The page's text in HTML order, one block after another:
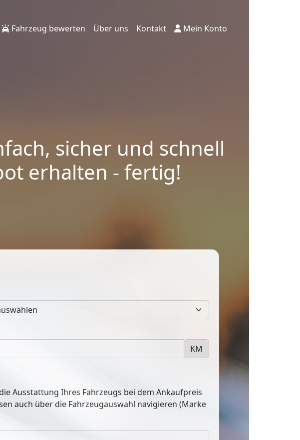
Fahrzeug bewerten Über uns Kontakt Mein Konto
sicher und schnell
erhalten - fertig!
KM
Ausstattung Ihres Fahrzeugs bei dem Ankaufpreis
auch über die Fahrzeugauswahl navigieren (Marke